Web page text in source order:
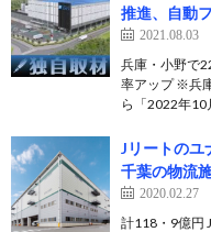
推進、自動
2021.08.03
兵庫・小野で
率アップ ※兵
ら「2022年
Jリートのユ
千葉の物流
2020.02.27
計118・9億円